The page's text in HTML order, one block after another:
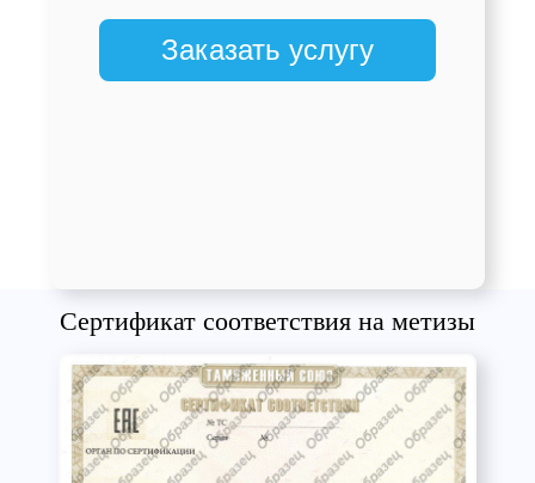
Заказать услугу
Сертификат соответствия на метизы